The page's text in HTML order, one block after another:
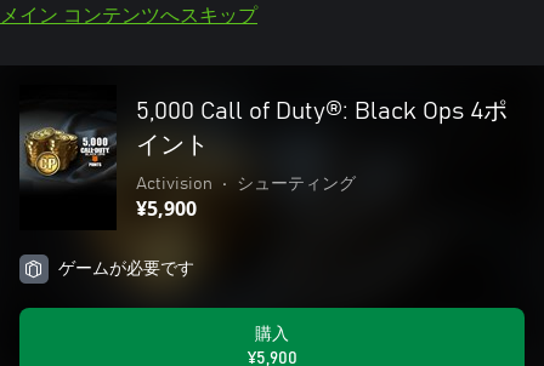
メイン コンテンツへスキップ
5,000 Call of Duty®: Black Ops 4ポ
イント
Activision • シューティング
¥5,900
ゲームが必要です
購入
¥5,900